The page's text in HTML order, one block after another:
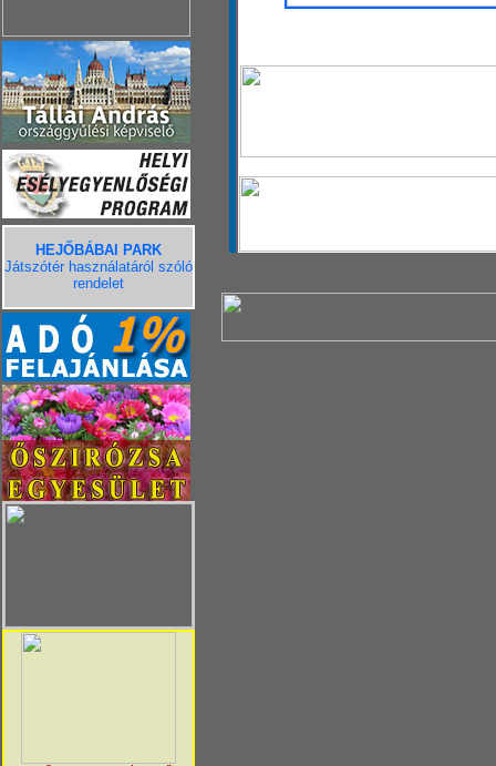
HEJŐBÁBAI PARK
Játszótér használatáról szóló
rendelet